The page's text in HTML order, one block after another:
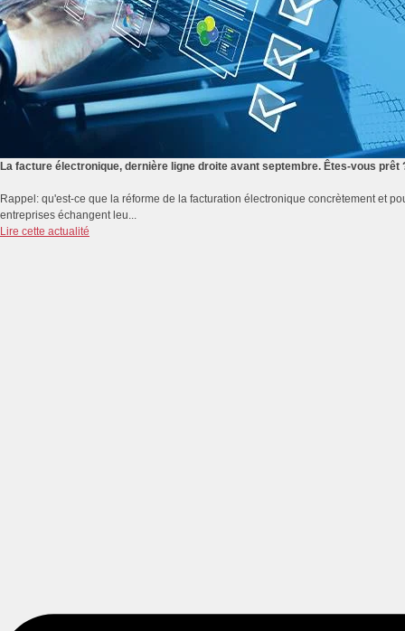
La facture électronique, dernière ligne droite avant septembre. Êtes-vous prêt
Rappel: qu'est-ce que la réforme de la facturation électronique concrètement et
entreprises échangent leu...
Lire cette actualité